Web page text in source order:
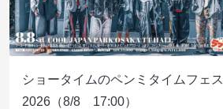
ショータイムのペンミタイムフェス
2026（8/8 17:00）